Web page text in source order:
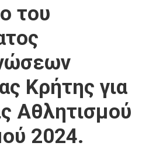
του
Κρήτης για
Αθλητισμού
2024.